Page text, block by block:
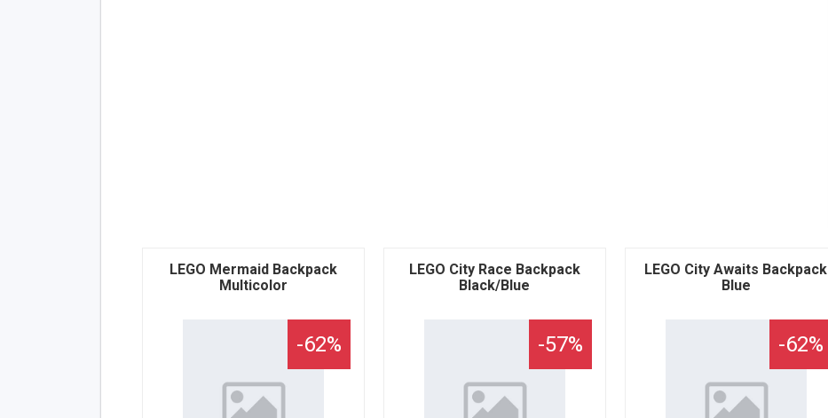
LEGO Mermaid Backpack
Multicolor
-62%
LEGO City Race Backpack
Black/Blue
-57%
LEGO City Awaits Backpack
Blue
-62%